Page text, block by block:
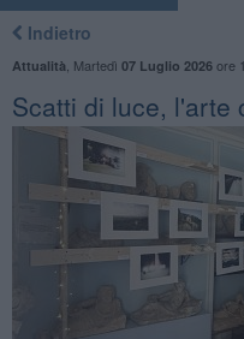
Indietro
Attualità Martedì 07 Luglio 2026ore
Scatti di luce, l'arte